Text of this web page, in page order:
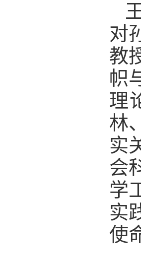
对
教
帜
理
林
实
会
学
实
使